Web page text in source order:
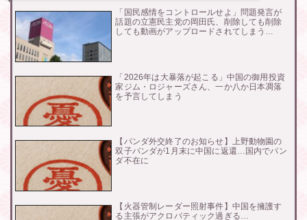
「国民感情をコントロールせよ」問題発言が
話題の立憲民主党の岡田氏、削除しても削除
しても動画がアップロードされてしまう…
「2026年は大暴落が起こる」中国の御用投資
家ジム・ロジャーズさん、一か八か日本凋落
を予言してしまう
【パンダ外交終了のお知らせ】上野動物園の
双子パンダが1月末に中国に返還…国内でパン
ダ不在に
【火器管制レーダー照射事件】中国を擁護す
る主張がアクロバティック過ぎる…